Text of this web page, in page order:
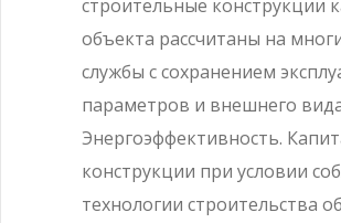
строительные конструкции
объекта рассчитаны на
службы с сохранением
параметров и внешнего
Энергоэффективность.
конструкции при условии
технологии строительства